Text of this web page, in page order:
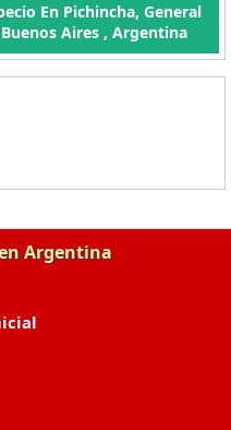
En Pichincha, General
Aires , Argentina
Argentina